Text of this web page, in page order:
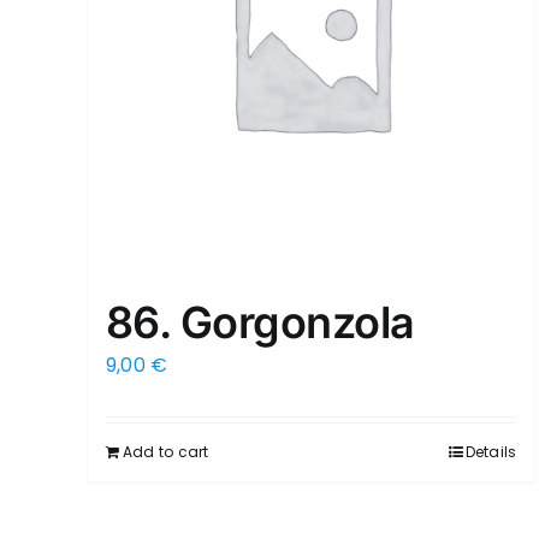
86. Gorgonzola
9,00 €
Add to cart Details